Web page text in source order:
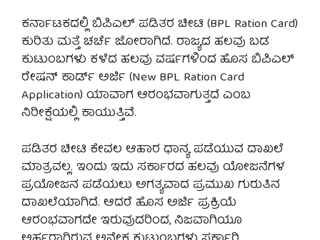
ಕರ್ನಾಟಕದಲ್ಲಿ ಬಿಪಿಎಲ್ ಪಡಿತರ ಚೀಟಿ (BPL Ration Card)
ಕುರಿತು ಮತ್ತೆ ಚರ್ಚೆ ಜೋರಾಗಿದೆ. ರಾಜ್ಯದ ಹಲವು ಬಡ
ಕುಟುಂಬಗಳು ಕಳೆದ ಹಲವು ವರ್ಷಗಳಿಂದ ಹೊಸ ಬಿಪಿಎಲ್
ರೇಷನ್ ಕಾರ್ಡ್ ಅರ್ಜಿ (New BPL Ration Card
Application) ಯಾವಾಗ ಆರಂಭವಾಗುತ್ತದೆ ಎಂಬ
ನಿರೀಕ್ಷೆಯಲ್ಲಿ ಕಾಯುತ್ತಿವೆ.
ಪಡಿತರ ಚೀಟಿ ಕೇವಲ ಆಹಾರ ಧಾನ್ಯ ಪಡೆಯುವ ದಾಖಲೆ
ಮಾತ್ರವಲ್ಲ. ಇಂದು ಇದು ಸರ್ಕಾರದ ಹಲವು ಯೋಜನೆಗಳ
ಪ್ರಯೋಜನ ಪಡೆಯಲು ಅಗತ್ಯವಾದ ಪ್ರಮುಖ ಗುರುತಿನ
ದಾಖಲೆಯಾಗಿದೆ. ಆದರೆ ಹೊಸ ಅರ್ಜಿ ಪ್ರಕ್ರಿಯೆ
ಆರಂಭವಾಗದೇ ಇರುವುದರಿಂದ, ನಿಜವಾಗಿಯೂ